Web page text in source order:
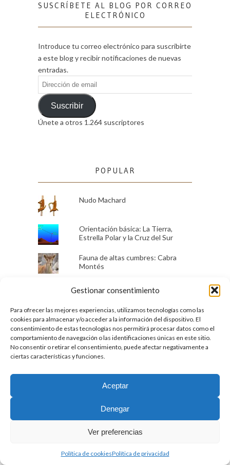
Gestionar consentimiento
Para ofrecer las mejores experiencias, utilizamos tecnologías como las
cookies para almacenar y/o acceder a la información del dispositivo. El
consentimiento de estas tecnologías nos permitirá procesar datos como el
comportamiento de navegación o las identificaciones únicas en este sitio.
No consentir o retirar el consentimiento, puede afectar negativamente a
ciertas características y funciones.
Aceptar
Denegar
Ver preferencias
Política de cookiesPolítica de privacidad
SUSCRÍBETE AL BLOG POR CORREO
ELECTRÓNICO
Introduce tu correo electrónico para suscribirte
a este blog y recibir notificaciones de nuevas
entradas.
Dirección
de
emailSuscribir
Únete a otros 1.264 suscriptores
POPULAR
Nudo Machard
Orientación básica: La Tierra,
Estrella Polar y la Cruz del Sur
Fauna de altas cumbres: Cabra
Montés
Nudo dinámico
Cómo rapelar de un cabo y
recuperar del otro
10 nudos básicos para montaña